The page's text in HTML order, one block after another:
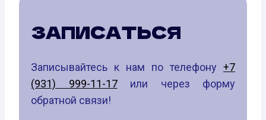
ЗАПИСАТЬСЯ
Записывайтесь к нам по телефону +7
(931) 999-11-17или через форму
обратной связи!